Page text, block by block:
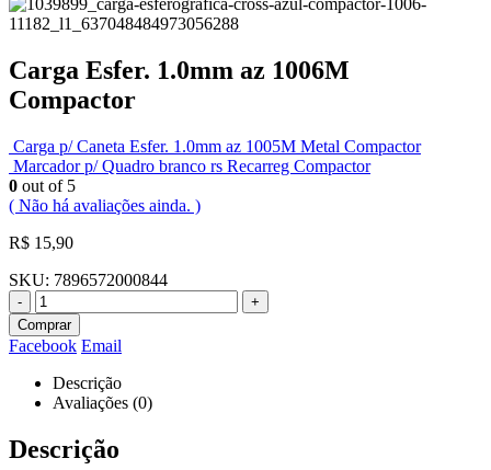
Carga Esfer. 1.0mm az 1006M
Compactor
Carga p/ Caneta Esfer. 1.0mm az 1005M Metal Compactor
Marcador p/ Quadro branco rs Recarreg Compactor
0 out of 5
( Não há avaliações ainda. )
R$ 15,90
SKU: 7896572000844
-
+
Comprar
Facebook Email
Descrição
Avaliações (0)
Descrição